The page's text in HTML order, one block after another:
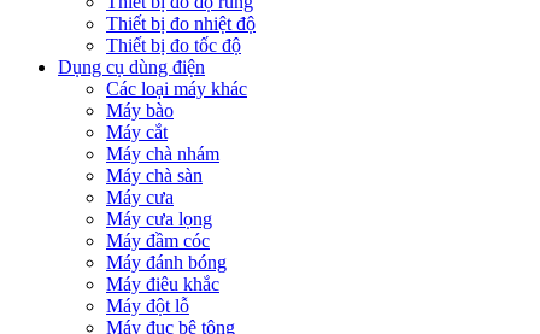
Thiết bị đo nhiệt độ
Thiết bị đo tốc độ
Dụng cụ dùng điện
Các loại máy khác
Máy bào
Máy cắt
Máy chà nhám
Máy chà sàn
Máy cưa
Máy cưa lọng
Máy đầm cóc
Máy đánh bóng
Máy điêu khắc
Máy đột lỗ
Máy đục bê tông